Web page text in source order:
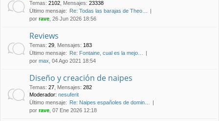
Temas: 2102 Mensajes: 23338
Último mensaje: Re: Todas las barajas de Theo…
por rave , 26 Jun 2026 18:56
Reviews
Temas: 29 Mensajes: 183
Último mensaje: Re: Fontaine, cual es la mejo…
por max , 04 Ago 2021 18:54
Diseño y creación de naipes
Temas: 27 Mensajes: 282
Moderador: nesuferit
Último mensaje: Re: Naipes españoles de domin…
por rave , 07 Ene 2026 12:18